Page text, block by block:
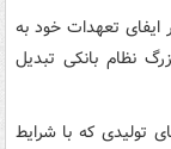
تعهدات خود به
نظام بانکی تبدیل
تولیدی که با شرایط